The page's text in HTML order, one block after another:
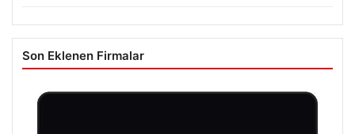
Son Eklenen Firmalar